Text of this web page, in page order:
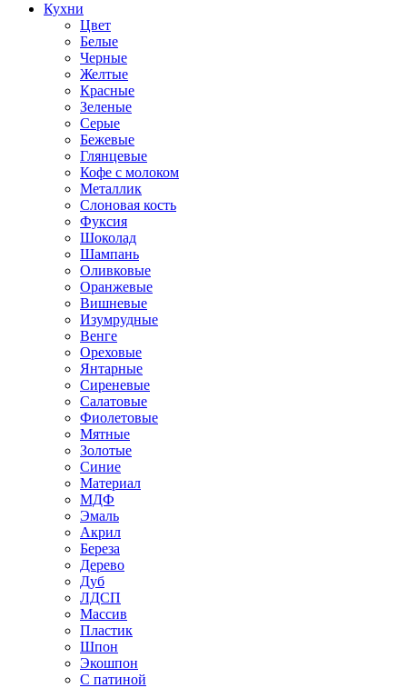
Кухни
Цвет
Белые
Черные
Желтые
Красные
Зеленые
Серые
Бежевые
Глянцевые
Кофе с молоком
Металлик
Слоновая кость
Фуксия
Шоколад
Шампань
Оливковые
Оранжевые
Вишневые
Изумрудные
Венге
Ореховые
Янтарные
Сиреневые
Салатовые
Фиолетовые
Мятные
Золотые
Синие
Материал
МДФ
Эмаль
Акрил
Береза
Дерево
Дуб
ЛДСП
Массив
Пластик
Шпон
Экошпон
С патиной